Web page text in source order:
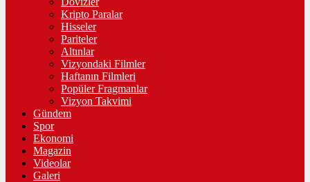
Kripto Paralar
Hisseler
Pariteler
Altınlar
Vizyondaki Filmler
Haftanın Filmleri
Popüler Fragmanlar
Vizyon Takvimi
Gündem
Spor
Ekonomi
Magazin
Videolar
Galeri